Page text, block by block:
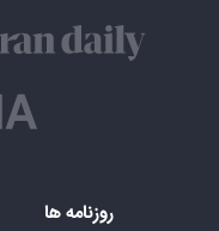
روزنامه ها